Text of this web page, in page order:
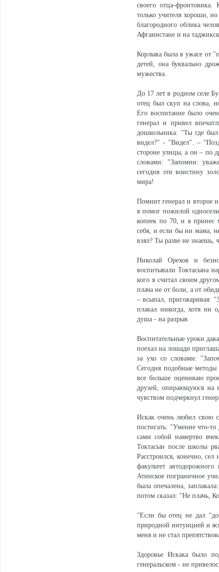
своего отца-фронтовика.
только учителя хороши,
благородного облика
Афганистане и на
Корлыка была в ужасе от
детей, она буквально
мужества.
До 17 лет в родном селе
отец был скуп на слова,
Его воспитание было
генерал и привел
дошкольника: "Ты где
видел?" - "Видел". –
стороне улицы, а он – по
словами: "Запомни:
сегодня эти воистину
мира!
Помнит генерал и второе
я помог пожилой
копеек по 70, и я принес
себя, и если бы ни мама,
взял? Ты разве не
Николай Орехов и
воспитывали Токтасына
кого я считал своим
плача не от боли, а от
– всыпал, приговаривая:
плакал никогда, хотя ни
душа - на разрыв.
Воспитательные уроки
поехал на лошади
за ухо со словами:
Сегодня подобные
все больше оцениваю
друзей, опирающуюся на
чувством подчеркнул
Искак очень любил свою
постигать: "Умение что-то
сами собой намертво
Токтасын после школы
Расстроился, конечно,
факультет
Атинское пограничное
была опечалена,
потом сказал: "Не плачь,
"Если бы отец не дал
природной интуицией и
меня и не стал
Здоровье Искака было
генеральском - не